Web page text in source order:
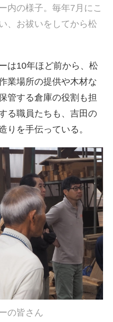
内の様子。毎年7月にこ
、お祓いをしてから松
は10年ほど前から、松
業場所の提供や木材な
管する倉庫の役割も担
る職員たちも、吉田の
りを手伝っている。
の皆さん